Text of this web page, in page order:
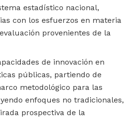
estadístico nacional,
con los esfuerzos en materia
provenientes de la
de innovación en
públicas, partiendo de
metodológico para las
enfoques no tradicionales,
prospectiva de la